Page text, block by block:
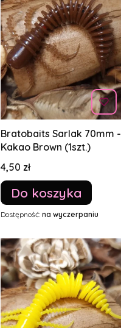
Bratobaits Sarlak 70mm -
Kakao Brown (1szt.)
Cena
4,50 zł
Do koszyka
Dostępność: na wyczerpaniu